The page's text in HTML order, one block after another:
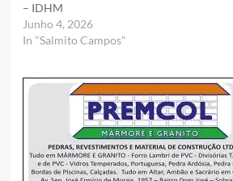
– IDHM
Junho 4, 2026
In "Salmito Campos"